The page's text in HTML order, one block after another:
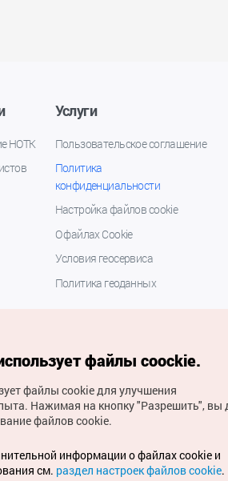
НОТК
Услуги
Пользовательское соглашение
Политика
конфиденциальности
Настройка файлов cookie
О файлах Cookie
Условия геосервиса
Политика геоданных
туризма Кореи Все
и проблемах, связанных с
файлы coockie.
файлы cookie для улучшения
Нажимая на кнопку "Разрешить", вы
файлов cookie.
информации о файлах cookie и
см. раздел настроек файлов cookie.